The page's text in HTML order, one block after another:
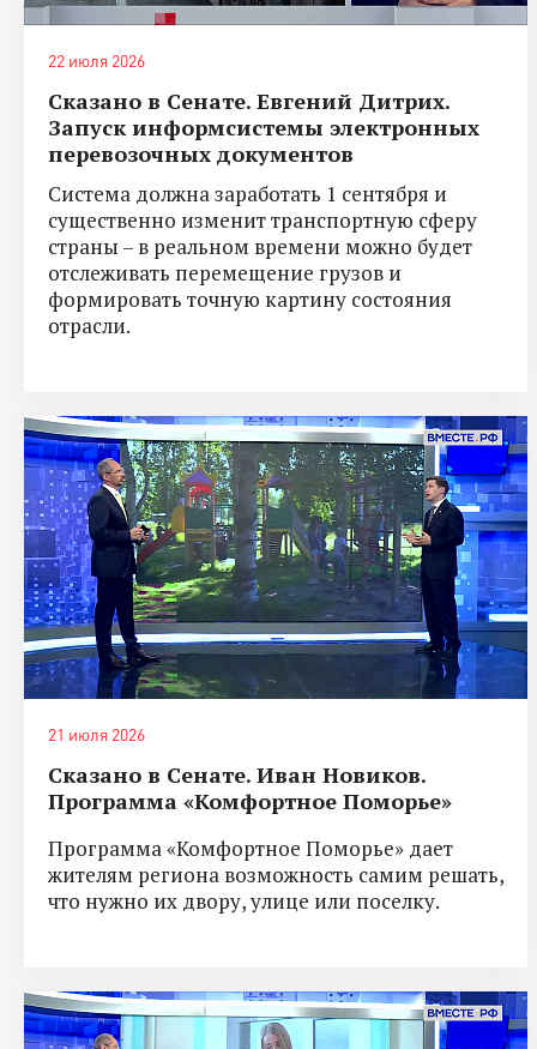
22 июля 2026
Сказано в Сенате. Евгений Дитрих.
Запуск информсистемы электронных
перевозочных документов
Система должна заработать 1 сентября и
существенно изменит транспортную сферу
страны – в реальном времени можно будет
отслеживать перемещение грузов и
формировать точную картину состояния
отрасли.
21 июля 2026
Сказано в Сенате. Иван Новиков.
Программа «Комфортное Поморье»
Программа «Комфортное Поморье» дает
жителям региона возможность самим решать,
что нужно их двору, улице или поселку.